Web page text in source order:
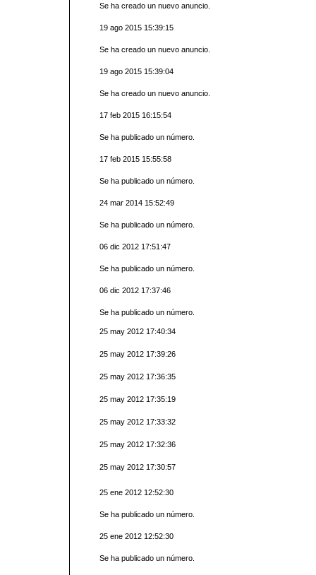
Se ha creado un nuevo anuncio.
19 ago 2015 15:39:15
Se ha creado un nuevo anuncio.
19 ago 2015 15:39:04
Se ha creado un nuevo anuncio.
17 feb 2015 16:15:54
Se ha publicado un número.
17 feb 2015 15:55:58
Se ha publicado un número.
24 mar 2014 15:52:49
Se ha publicado un número.
06 dic 2012 17:51:47
Se ha publicado un número.
06 dic 2012 17:37:46
Se ha publicado un número.
25 may 2012 17:40:34
25 may 2012 17:39:26
25 may 2012 17:36:35
25 may 2012 17:35:19
25 may 2012 17:33:32
25 may 2012 17:32:36
25 may 2012 17:30:57
25 ene 2012 12:52:30
Se ha publicado un número.
25 ene 2012 12:52:30
Se ha publicado un número.